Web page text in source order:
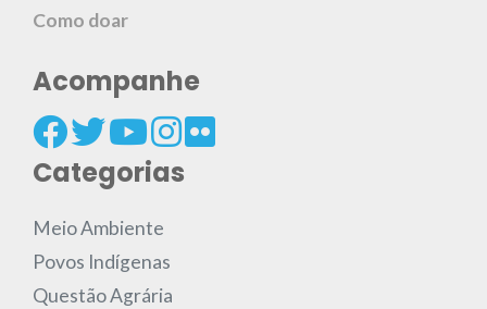
Como doar
Acompanhe
Categorias
Meio Ambiente
Povos Indígenas
Questão Agrária